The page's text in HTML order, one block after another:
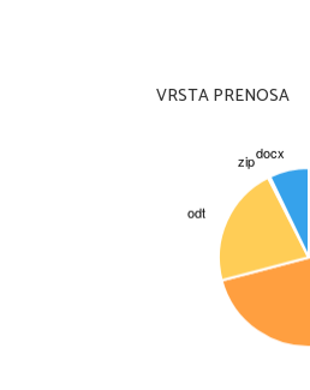
VRSTA PRENOSA